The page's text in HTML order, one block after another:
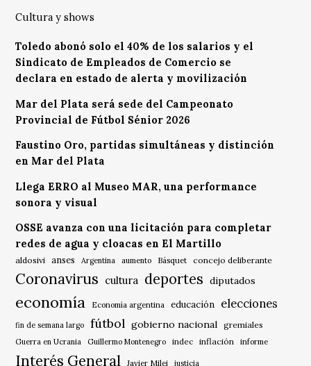
Cultura y shows
Toledo abonó solo el 40% de los salarios y el
Sindicato de Empleados de Comercio se
declara en estado de alerta y movilización
Mar del Plata será sede del Campeonato
Provincial de Fútbol Sénior 2026
Faustino Oro, partidas simultáneas y distinción
en Mar del Plata
Llega ERRO al Museo MAR, una performance
sonora y visual
OSSE avanza con una licitación para completar
redes de agua y cloacas en El Martillo
aldosivi anses Argentina aumento Básquet concejo deliberante
Coronavirus cultura deportes diputados
economía Economía argentina educación elecciones
fin de semana largo fútbol gobierno nacional gremiales
Guerra en Ucrania Guillermo Montenegro indec inflación informe
Interés General Javier Milei justicia